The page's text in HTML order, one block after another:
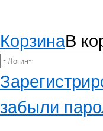
КорзинаВ
забыли